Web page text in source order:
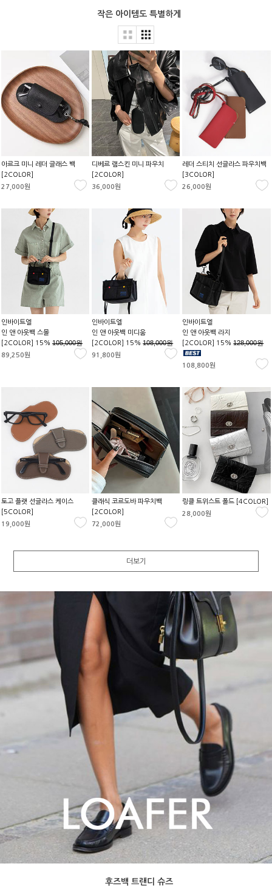
작은 아이템도 특별하게
아르크 미니 레더 글래스 백
[2COLOR]
27,000원
디베르 램스킨 미니 파우치
[2COLOR]
36,000원
레더 스티치 선글라스 파우치백
[3COLOR]
26,000원
인바이트엘
인 앤 아웃백 스몰
[2COLOR] 15% 105,000원
89,250원
인바이트엘
인 앤 아웃백 미디움
[2COLOR] 15%108,000원
91,800원
인바이트엘
인 앤 아웃백 라지
[2COLOR] 15%128,000원
108,800원
토고 플랫 선글라스 케이스
[5COLOR]
19,000원
클래식 코르도바 파우치백
[2COLOR]
72,000원
링클 트위스트 폴드 [4COLOR]
28,000원
더보기
후즈백 트랜디 슈즈